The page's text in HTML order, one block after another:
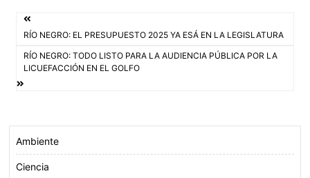
o
o
k
e
r
A
p
p
Navegación
de
entradas
RÍO NEGRO: EL PRESUPUESTO 2025 YA ESÁ EN LA LEGISLATURA
RÍO NEGRO: TODO LISTO PARA LA AUDIENCIA PÚBLICA POR LA
LICUEFACCIÓN EN EL GOLFO
Ambiente
Ciencia